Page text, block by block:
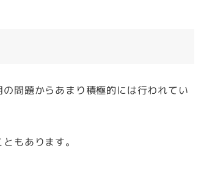
問題からあまり積極的には行われてい
もあります。